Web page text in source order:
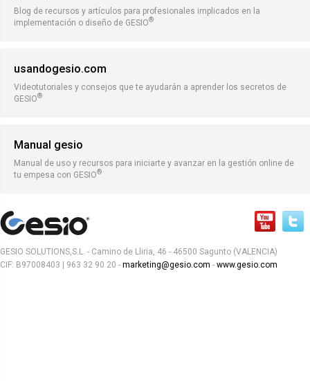
Blog de recursos y artículos para profesionales implicados en la
implementación o diseño de GESIO®
usandogesio.com
Videotutoriales y consejos que te ayudarán a aprender los secretos de
GESIO®
Manual gesio
Manual de uso y recursos para iniciarte y avanzar en la gestión online de
tu empesa con GESIO®
GESIO SOLUTIONS,S.L. - Camino de Lliria, 46 - 46500 Sagunto (VALENCIA)
CIF: B97008403 | 963 32 90 20 - marketing@gesio.com - www.gesio.com